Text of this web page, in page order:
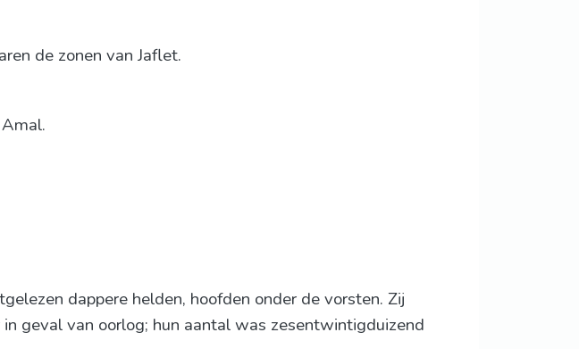
de zonen van Jaflet.
dappere helden, hoofden onder de vorsten. Zij
geval van oorlog; hun aantal was zesentwintigduizend